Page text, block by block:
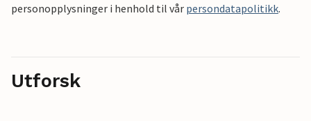
personopplysninger i henhold til vår persondatapolitikk.
Utforsk